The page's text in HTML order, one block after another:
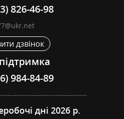
826-46-98
дзвінок
984-84-89
дні 2026 р.